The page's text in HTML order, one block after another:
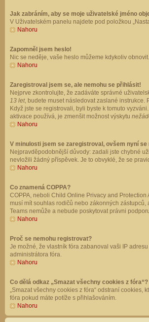
Jak zabráním, aby se moje uživatelské jméno
V Uživatelském panelu najdete pod položkou
Nahoru
Zapomněl jsem heslo!
Nic se neděje, vaše heslo můžeme kdykoliv
Nahoru
Zaregistroval jsem se, ale nemohu se přihlásit!
Nejprve zkontrolujte, že zadáváte správné
13 let, budete muset následovat zaslané instrukce.
Když jste se registrovali, byli byste k tomuto
aktivace používá, je zmenšit možnost výskytu
Nahoru
V minulosti jsem se zaregistroval, ovšem nyní se
Nejpravděpodobnější důvody: zadali jste chybné
nevložili žádný příspěvek. Je to obvyklé, že se
Nahoru
Co znamená COPPA?
COPPA, neboli Child Online Privacy and
musí mít souhlas rodičů nebo zákonných
Teams nemůže a nebude poskytovat právni
Nahoru
Proč se nemohu registrovat?
Je možné, že vlastník fóra zabanoval vaši IP
administrátora fóra.
Nahoru
Co dělá odkaz „Smazat všechny cookies z fóra“?
„Smazat všechny cookies z fóra“ odstraní
fóra pokud máte potíže s přihlašováním.
Nahoru